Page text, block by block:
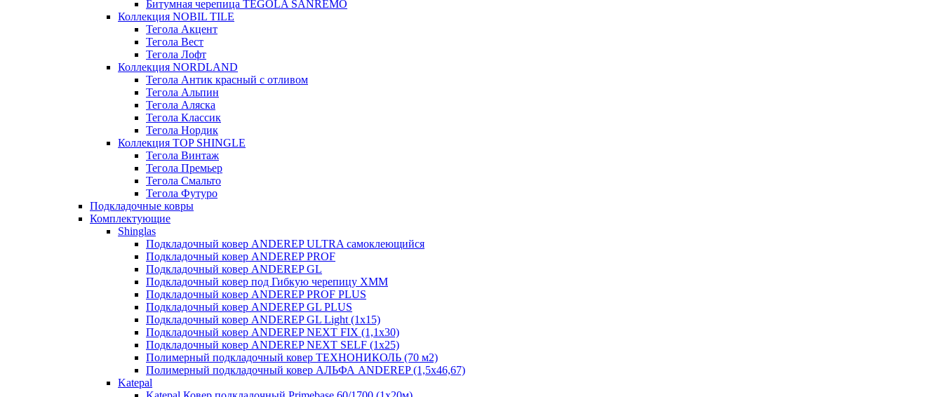
Битумная черепица TEGOLA SANREMO
Коллекция NOBIL TILE
Тегола Акцент
Тегола Вест
Тегола Лофт
Коллекция NORDLAND
Тегола Антик красный с отливом
Тегола Альпин
Тегола Аляска
Тегола Классик
Тегола Нордик
Коллекция TOP SHINGLE
Тегола Винтаж
Тегола Премьер
Тегола Смальто
Тегола Футуро
Подкладочные ковры
Комплектующие
Shinglas
Подкладочный ковер ANDEREP ULTRA самоклеющийся
Подкладочный ковер ANDEREP PROF
Подкладочный ковер ANDEREP GL
Подкладочный ковер под Гибкую черепицу ХММ
Подкладочный ковер ANDEREP PROF PLUS
Подкладочный ковер ANDEREP GL PLUS
Подкладочный ковер ANDEREP GL Light (1х15)
Подкладочный ковер ANDEREP NEXT FIX (1,1х30)
Подкладочный ковер ANDEREP NEXT SELF (1х25)
Полимерный подкладочный ковер ТЕХНОНИКОЛЬ (70 м2)
Полимерный подкладочный ковер АЛЬФА ANDEREP (1,5х46,67)
Katepal